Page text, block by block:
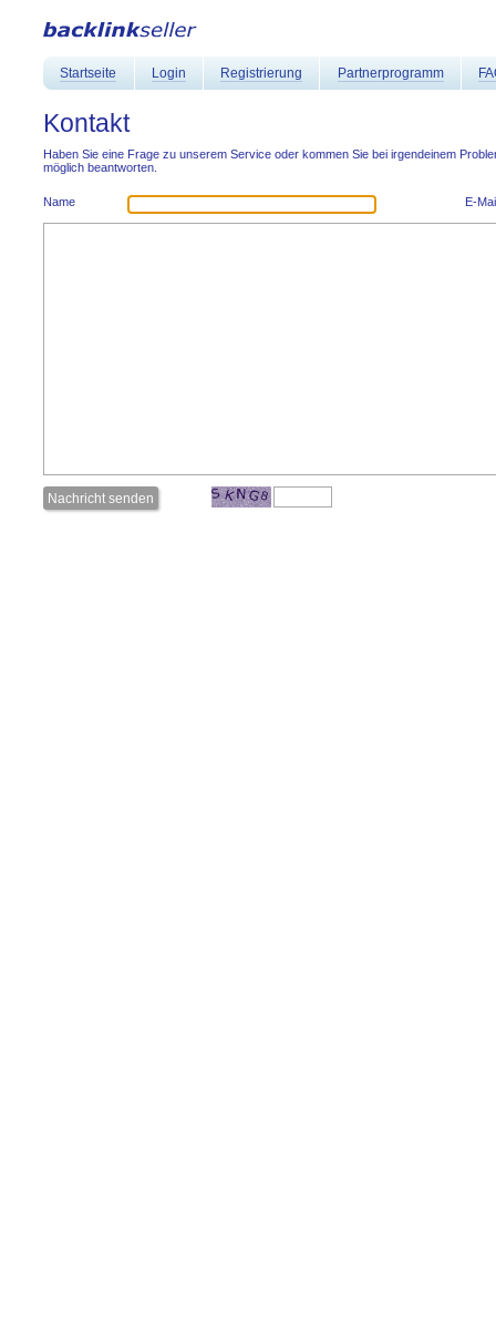
Startseite Login Registrierung Partnerprogramm
Kontakt
Haben Sie eine Frage zu unserem Service oder kommen Sie bei irgendeinem
möglich beantworten.
Name E-